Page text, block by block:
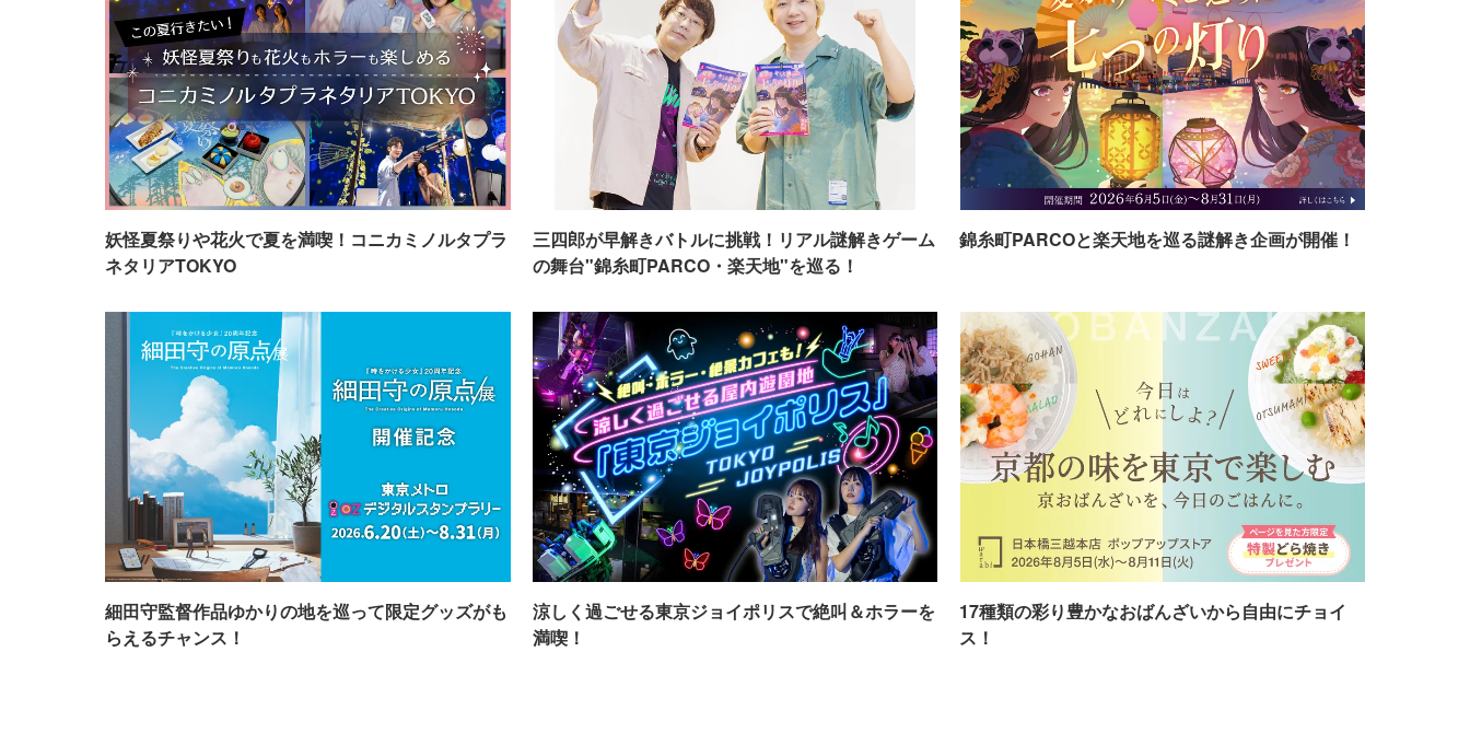
妖怪夏祭りや花火で夏を満喫！コニカミノルタプラ
ネタリアTOKYO
三四郎が早解きバトルに挑戦！リアル謎解きゲーム
の舞台"錦糸町PARCO・楽天地"を巡る！
錦糸町PARCOと楽天地を巡る謎解き企画が開催！
細田守監督作品ゆかりの地を巡って限定グッズがも
らえるチャンス！
涼しく過ごせる東京ジョイポリスで絶叫＆ホラーを
満喫！
17種類の彩り豊かなおばんざいから自由にチョイ
ス！